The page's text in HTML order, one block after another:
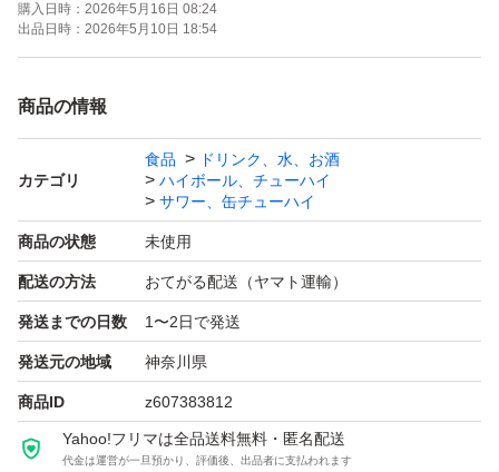
ツ 48缶
購入日時： 2026年5月16日 08:24
出品日時： 2026年5月10日 18:54
商品の情報
カテゴリ
食品
ドリンク、水、お酒
ハイボール、チューハイ
サワー、缶チューハイ
商品の状態 未使用
配送の方法 おてがる配送（ヤマト運輸）
発送までの日数 1〜2日で発送
発送元の地域 神奈川県
商品ID z607383812
Yahoo!フリマは全品送料無料・匿名配送
代金は運営が一旦預かり、評価後、出品者に支払われます